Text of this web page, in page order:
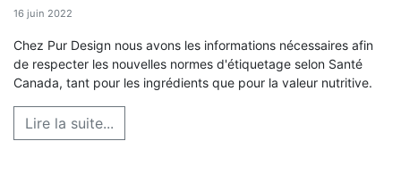
16 juin 2022
Chez Pur Design nous avons les informations nécessaires afin
de respecter les nouvelles normes d'étiquetage selon Santé
Canada, tant pour les ingrédients que pour la valeur nutritive.
Lire la suite...